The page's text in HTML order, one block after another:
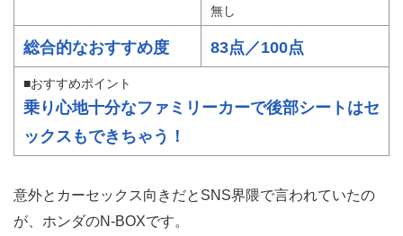
無し
総合的なおすすめ度 83点／100点
■おすすめポイント
乗り心地十分なファミリーカーで後部シートはセ
ックスもできちゃう！
意外とカーセックス向きだとSNS界隈で言われていたの
が、ホンダのN-BOXです。